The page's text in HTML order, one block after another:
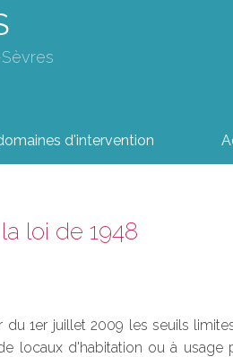
d'intervention
loi de 1948
1er juillet 2009 les seuils
locaux d'habitation ou à